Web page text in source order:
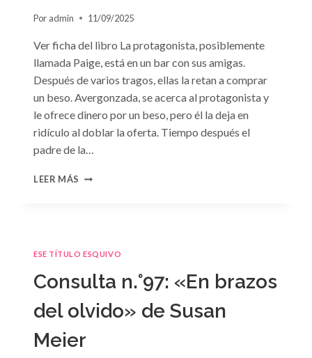
Por admin 11/09/2025
Ver ficha del libro La protagonista, posiblemente
llamada Paige, está en un bar con sus amigas.
Después de varios tragos, ellas la retan a comprar
un beso. Avergonzada, se acerca al protagonista y
le ofrece dinero por un beso, pero él la deja en
ridículo al doblar la oferta. Tiempo después el
padre de la…
LEER MÁS CONSULTA
NEGOCIOS»
SARA
CRAVEN
ESE TÍTULO ESQUIVO
Consulta n.°97: «En brazos
del olvido» de Susan
Meier